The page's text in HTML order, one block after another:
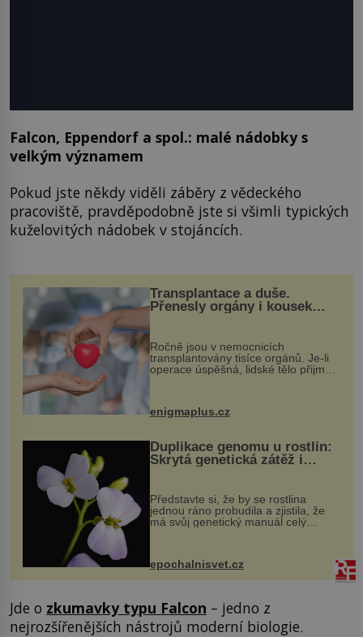
Falcon, Eppendorf a spol.: malé nádobky s
velkým významem
Pokud jste někdy viděli záběry z vědeckého
pracoviště, pravděpodobně jste si všimli typických
kuželovitých nádobek v stojáncích.
Transplantace a duše.
Přenesly orgány i kousek
Ročně jsou v nemocnicích
transplantovány tisíce orgánů. Je-li
operace úspěšná, lidské tělo přijme
enigmaplus.cz
Duplikace genomu u rostlin:
Skrytá genetická zátěž i
Představte si, že by se rostlina
jednou ráno probudila a zjistila, že
má svůj genetický manuál celý
vstupenka...
epochalnisvet.cz
Jde o zkumavky typu Falcon – jedno z
nejrozšířenějších nástrojů moderní biologie.